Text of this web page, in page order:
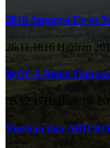
2018 Japonya Ev ve
26,11,1816 Haziran
WOCA Beton
08,12,17Haziran 16,
Yinshan'dan ABD